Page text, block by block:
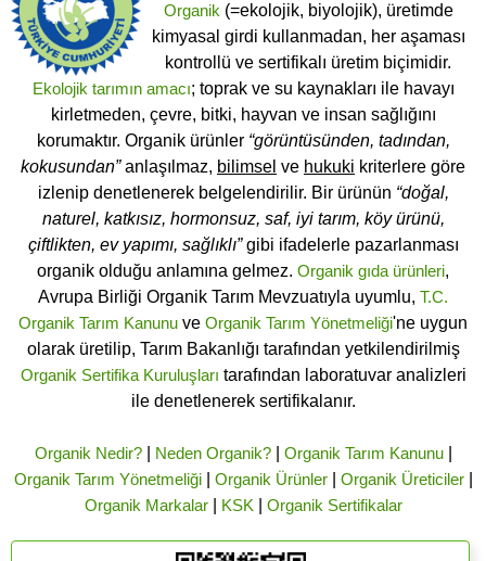
Organik (=ekolojik, biyolojik), üretimde
kimyasal girdi kullanmadan, her aşaması
kontrollü ve sertifikalı üretim biçimidir.
Ekolojik tarımın amacı; toprak ve su kaynakları ile havayı
kirletmeden, çevre, bitki, hayvan ve insan sağlığını
korumaktır. Organik ürünler “görüntüsünden, tadından,
kokusundan”anlaşılmaz, bilimsel ve hukuki kriterlere göre
izlenip denetlenerek belgelendirilir. Bir ürünün “doğal,
naturel, katkısız, hormonsuz, saf, iyi tarım, köy ürünü,
çiftlikten, ev yapımı, sağlıklı”gibi ifadelerle pazarlanması
organik olduğu anlamına gelmez. Organik gıda ürünleri,
Avrupa Birliği Organik Tarım Mevzuatıyla uyumlu, T.C.
Organik Tarım Kanunu ve Organik Tarım Yönetmeliği'ne uygun
olarak üretilip, Tarım Bakanlığı tarafından yetkilendirilmiş
Organik Sertifika Kuruluşları tarafından laboratuvar analizleri
ile denetlenerek sertifikalanır.
Organik Nedir?| Neden Organik?| Organik Tarım Kanunu|
Organik Tarım Yönetmeliği| Organik Ürünler| Organik Üreticiler|
Organik Markalar| KSK Organik Sertifikalar